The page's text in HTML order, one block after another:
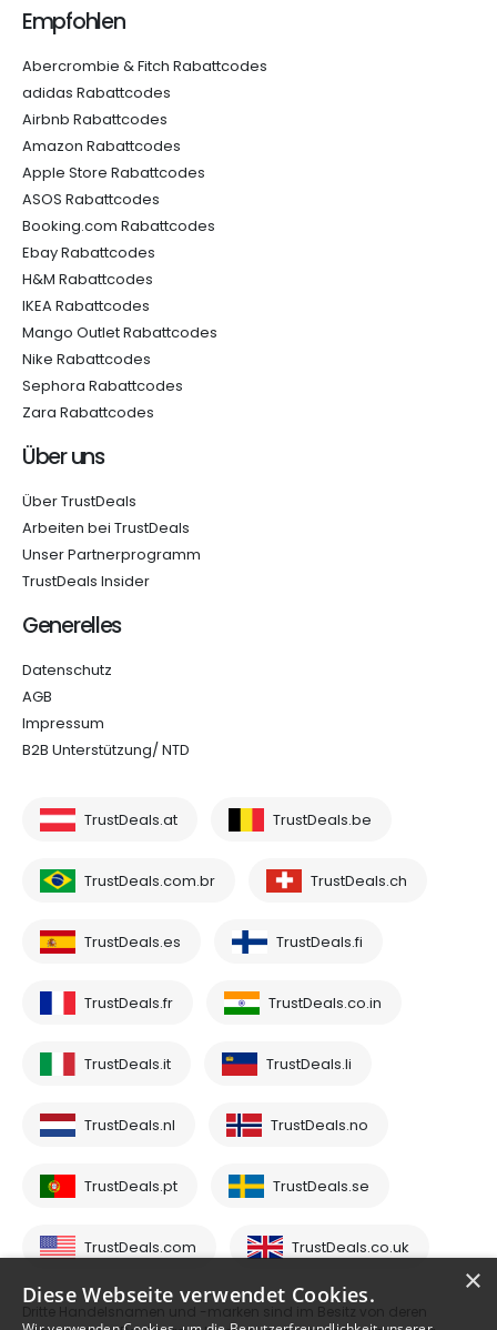
Empfohlen
Abercrombie & Fitch Rabattcodes
adidas Rabattcodes
Airbnb Rabattcodes
Amazon Rabattcodes
Apple Store Rabattcodes
ASOS Rabattcodes
Booking.com Rabattcodes
Ebay Rabattcodes
H&M Rabattcodes
IKEA Rabattcodes
Mango Outlet Rabattcodes
Nike Rabattcodes
Sephora Rabattcodes
Zara Rabattcodes
Über uns
Über TrustDeals
Arbeiten bei TrustDeals
Unser Partnerprogramm
TrustDeals Insider
Generelles
Datenschutz
AGB
Impressum
B2B Unterstützung/ NTD
TrustDeals.at TrustDeals.be
TrustDeals.com.br TrustDeals.ch
TrustDeals.es TrustDeals.fi
TrustDeals.fr TrustDeals.co.in
TrustDeals.it TrustDeals.li
TrustDeals.nl TrustDeals.no
TrustDeals.pt TrustDeals.se
TrustDeals.com TrustDeals.co.uk
×
Diese Webseite verwendet Cookies.